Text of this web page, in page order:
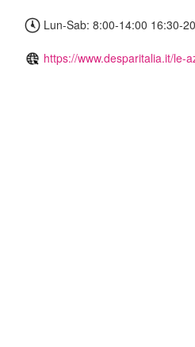
Lun-Sab: 8:00-14:00 16:30-
https://www.desparitalia.it/le-